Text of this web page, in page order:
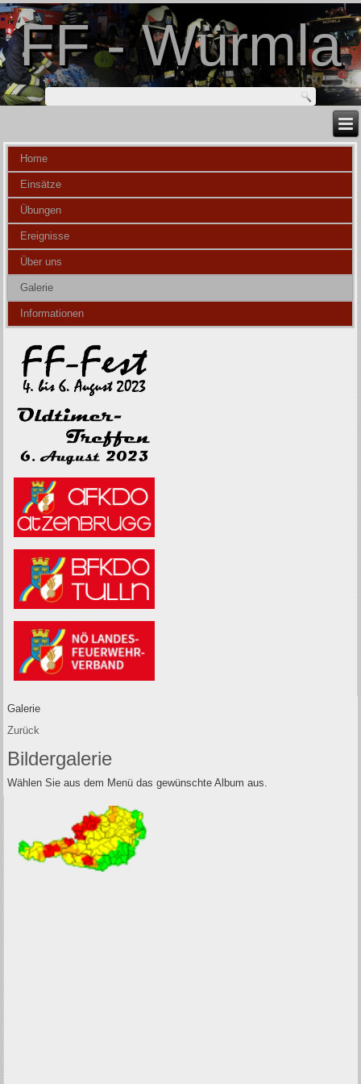
FF - Würmla
Home
Einsätze
Übungen
Ereignisse
Über uns
Galerie
Informationen
Galerie
Zurück
Bildergalerie
Wählen Sie aus dem Menü das gewünschte Album aus.